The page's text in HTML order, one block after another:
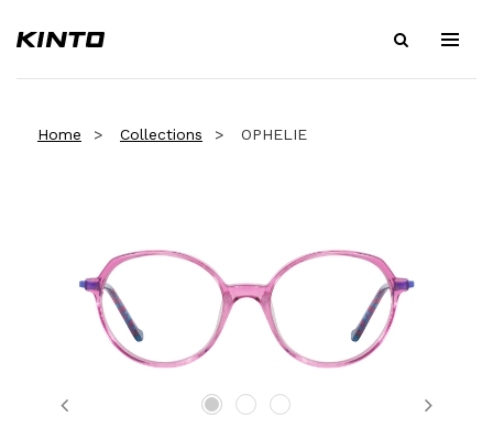
Home Collections OPHELIE
Previous Next